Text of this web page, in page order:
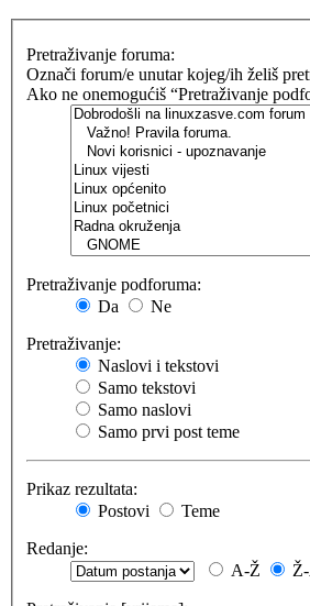
Pretraživanje foruma:
Označi forum/e unutar kojeg/ih želiš
Ako ne onemogućiš “Pretraživanje
Pretraživanje podforuma:
Da
Ne
Pretraživanje:
Naslovi i tekstovi
Samo tekstovi
Samo naslovi
Samo prvi post teme
Prikaz rezultata:
Postovi
Teme
Redanje:
A-Ž